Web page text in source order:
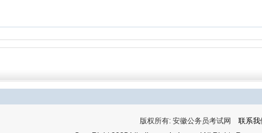
版权所有: 安徽公务员考试网 联系我